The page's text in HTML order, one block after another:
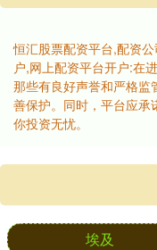
恒汇股票配资平台,配资
户,网上配资平台开户:在
那些有良好声誉和严格监
善保护。同时，平台应承
你投资无忧。
埃及